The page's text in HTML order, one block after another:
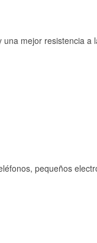
mejor resistencia
pequeños